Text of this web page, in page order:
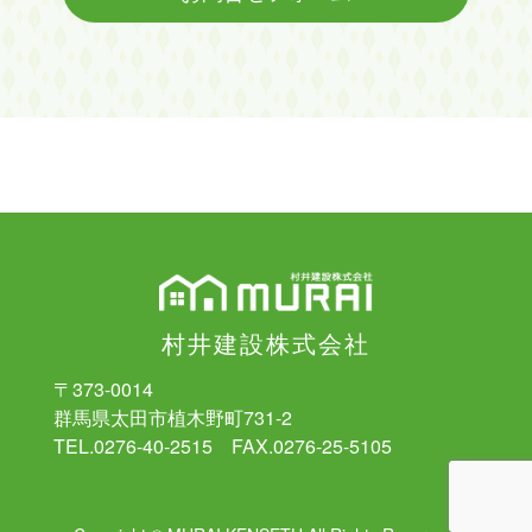
村井建設株式会社
〒373-0014
群馬県太田市植木野町731-2
TEL.0276-40-2515 FAX.0276-25-5105